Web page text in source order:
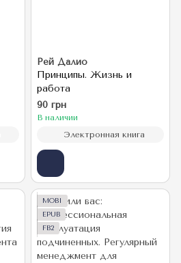
Рей Далио
Принципы. Жизнь и
работа
90 грн
В наличии
Электронная книга
MOBI
EPUB
FB2